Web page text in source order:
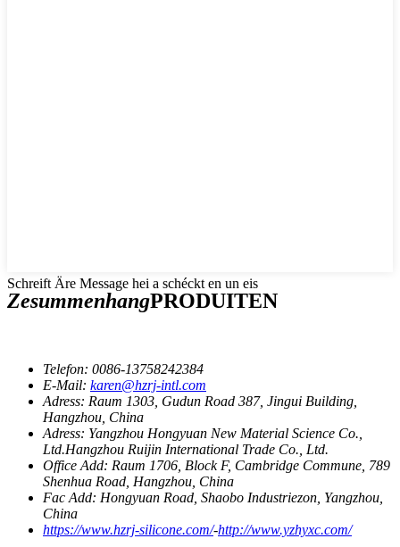
Schreift Äre Message hei a schéckt en un eis
ZesummenhangPRODUITEN
Telefon: 0086-13758242384
E-Mail: karen@hzrj-intl.com
Adress: Raum 1303, Gudun Road 387, Jingui Building,
Hangzhou, China
Adress: Yangzhou Hongyuan New Material Science Co.,
Ltd.Hangzhou Ruijin International Trade Co., Ltd.
Office Add: Raum 1706, Block F, Cambridge Commune, 789
Shenhua Road, Hangzhou, China
Fac Add: Hongyuan Road, Shaobo Industriezon, Yangzhou,
China
https://www.hzrj-silicone.com/-http://www.yzhyxc.com/